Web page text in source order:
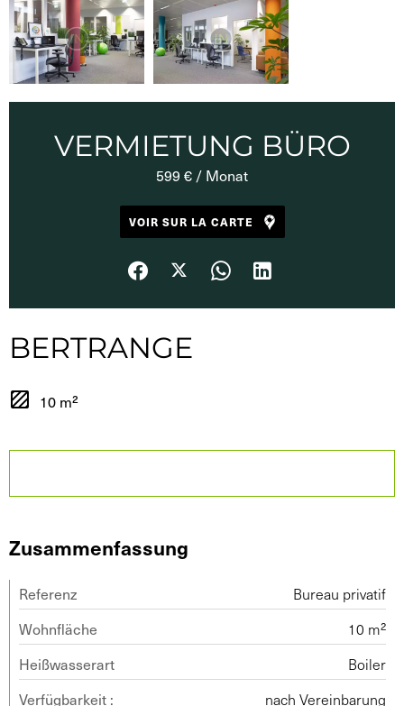
VERMIETUNG BÜRO
599 € / Monat
VOIR SUR LA CARTE
BERTRANGE
10 m²
Zusammenfassung
Referenz
Bureau privatif
Wohnfläche
10 m²
Heißwasserart
Boiler
Verfügbarkeit :
nach Vereinbarung